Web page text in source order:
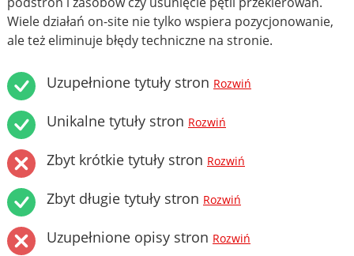
Wiele działań on-site nie tylko wspiera pozycjonowanie,
ale też eliminuje błędy techniczne na stronie.
Uzupełnione tytuły stron Rozwiń
Unikalne tytuły stron Rozwiń
Zbyt krótkie tytuły stron Rozwiń
Zbyt długie tytuły stron Rozwiń
Uzupełnione opisy stron Rozwiń